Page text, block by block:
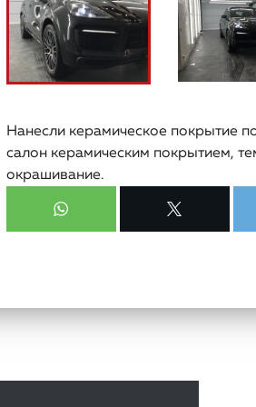
Нанесли керамическое покрытие
салон керамическим покрытием,
окрашивание.